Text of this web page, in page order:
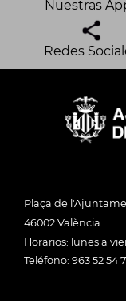
Nuestras
Redes
Plaça de
46002 València
Horarios: lunes a
Teléfono: 963 52 54